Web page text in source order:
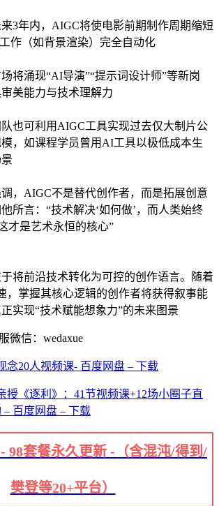
3年内，AIGC将使电影前期制作周期缩短
作（如背景渲染）完全自动化
将涌现“AI导演”“提示词设计师”等新岗
美能力与技术理解力
也可利用AIGC工具实现过去仅大制片公
，如课程学员曾用AI工具以极低成本生
，AIGC不是替代创作者，而是​​拓展创意
所言：“技术解决‘如何做’，而人类始终
才是艺术永恒的核心”
将前沿技术转化为可控的创作语言。随着
，掌握其核心逻辑的创作者将获得叙事能
实现“技术赋能想象力”的未来图景
微信：wedaxue
念20人视频课- 百度网盘 – 下载
授《逐利》：41节视频课+12场小圈子直
百度网盘 – 下载
98套餐永久更新 -（含混沌/得到/
樊登等20+平台）